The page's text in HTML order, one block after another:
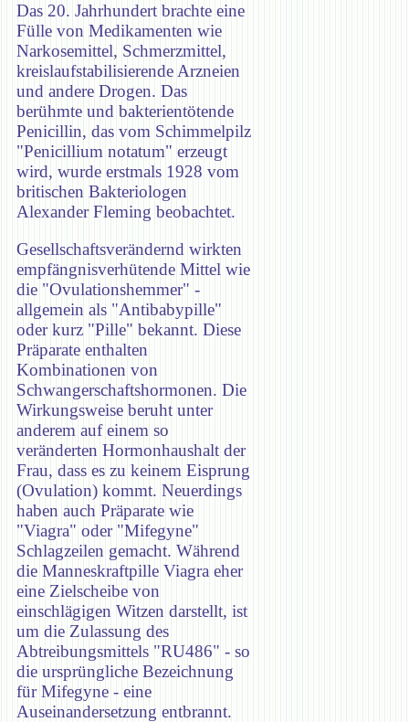
Das 20. Jahrhundert brachte eine
Fülle von Medikamenten wie
Narkosemittel, Schmerzmittel,
kreislaufstabilisierende Arzneien
und andere Drogen. Das
berühmte und bakterientötende
Penicillin, das vom Schimmelpilz
"Penicillium notatum" erzeugt
wird, wurde erstmals 1928 vom
britischen Bakteriologen
Alexander Fleming beobachtet.
Gesellschaftsverändernd wirkten
empfängnisverhütende Mittel wie
die "Ovulationshemmer" -
allgemein als "Antibabypille"
oder kurz "Pille" bekannt. Diese
Präparate enthalten
Kombinationen von
Schwangerschaftshormonen. Die
Wirkungsweise beruht unter
anderem auf einem so
veränderten Hormonhaushalt der
Frau, dass es zu keinem Eisprung
(Ovulation) kommt. Neuerdings
haben auch Präparate wie
"Viagra" oder "Mifegyne"
Schlagzeilen gemacht. Während
die Manneskraftpille Viagra eher
eine Zielscheibe von
einschlägigen Witzen darstellt, ist
um die Zulassung des
Abtreibungsmittels "RU486" - so
die ursprüngliche Bezeichnung
für Mifegyne - eine
Auseinandersetzung entbrannt.